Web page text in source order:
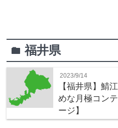
folder福井県
2023/9/14
【福井県】鯖
めな月極コン
ージ】